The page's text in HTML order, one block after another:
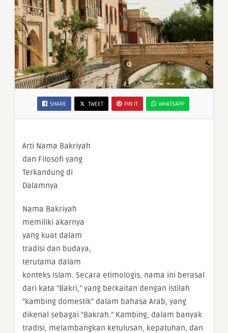
SHARE TWEET PIN IT WHATSAPP
Arti Nama Bakriyah
dan Filosofi yang
Terkandung di
Dalamnya
Nama Bakriyah
memiliki akarnya
yang kuat dalam
tradisi dan budaya,
terutama dalam
konteks Islam. Secara etimologis, nama ini berasal
dari kata “Bakri,” yang berkaitan dengan istilah
“kambing domestik” dalam bahasa Arab, yang
dikenal sebagai “Bakrah.” Kambing, dalam banyak
tradisi, melambangkan ketulusan, kepatuhan, dan